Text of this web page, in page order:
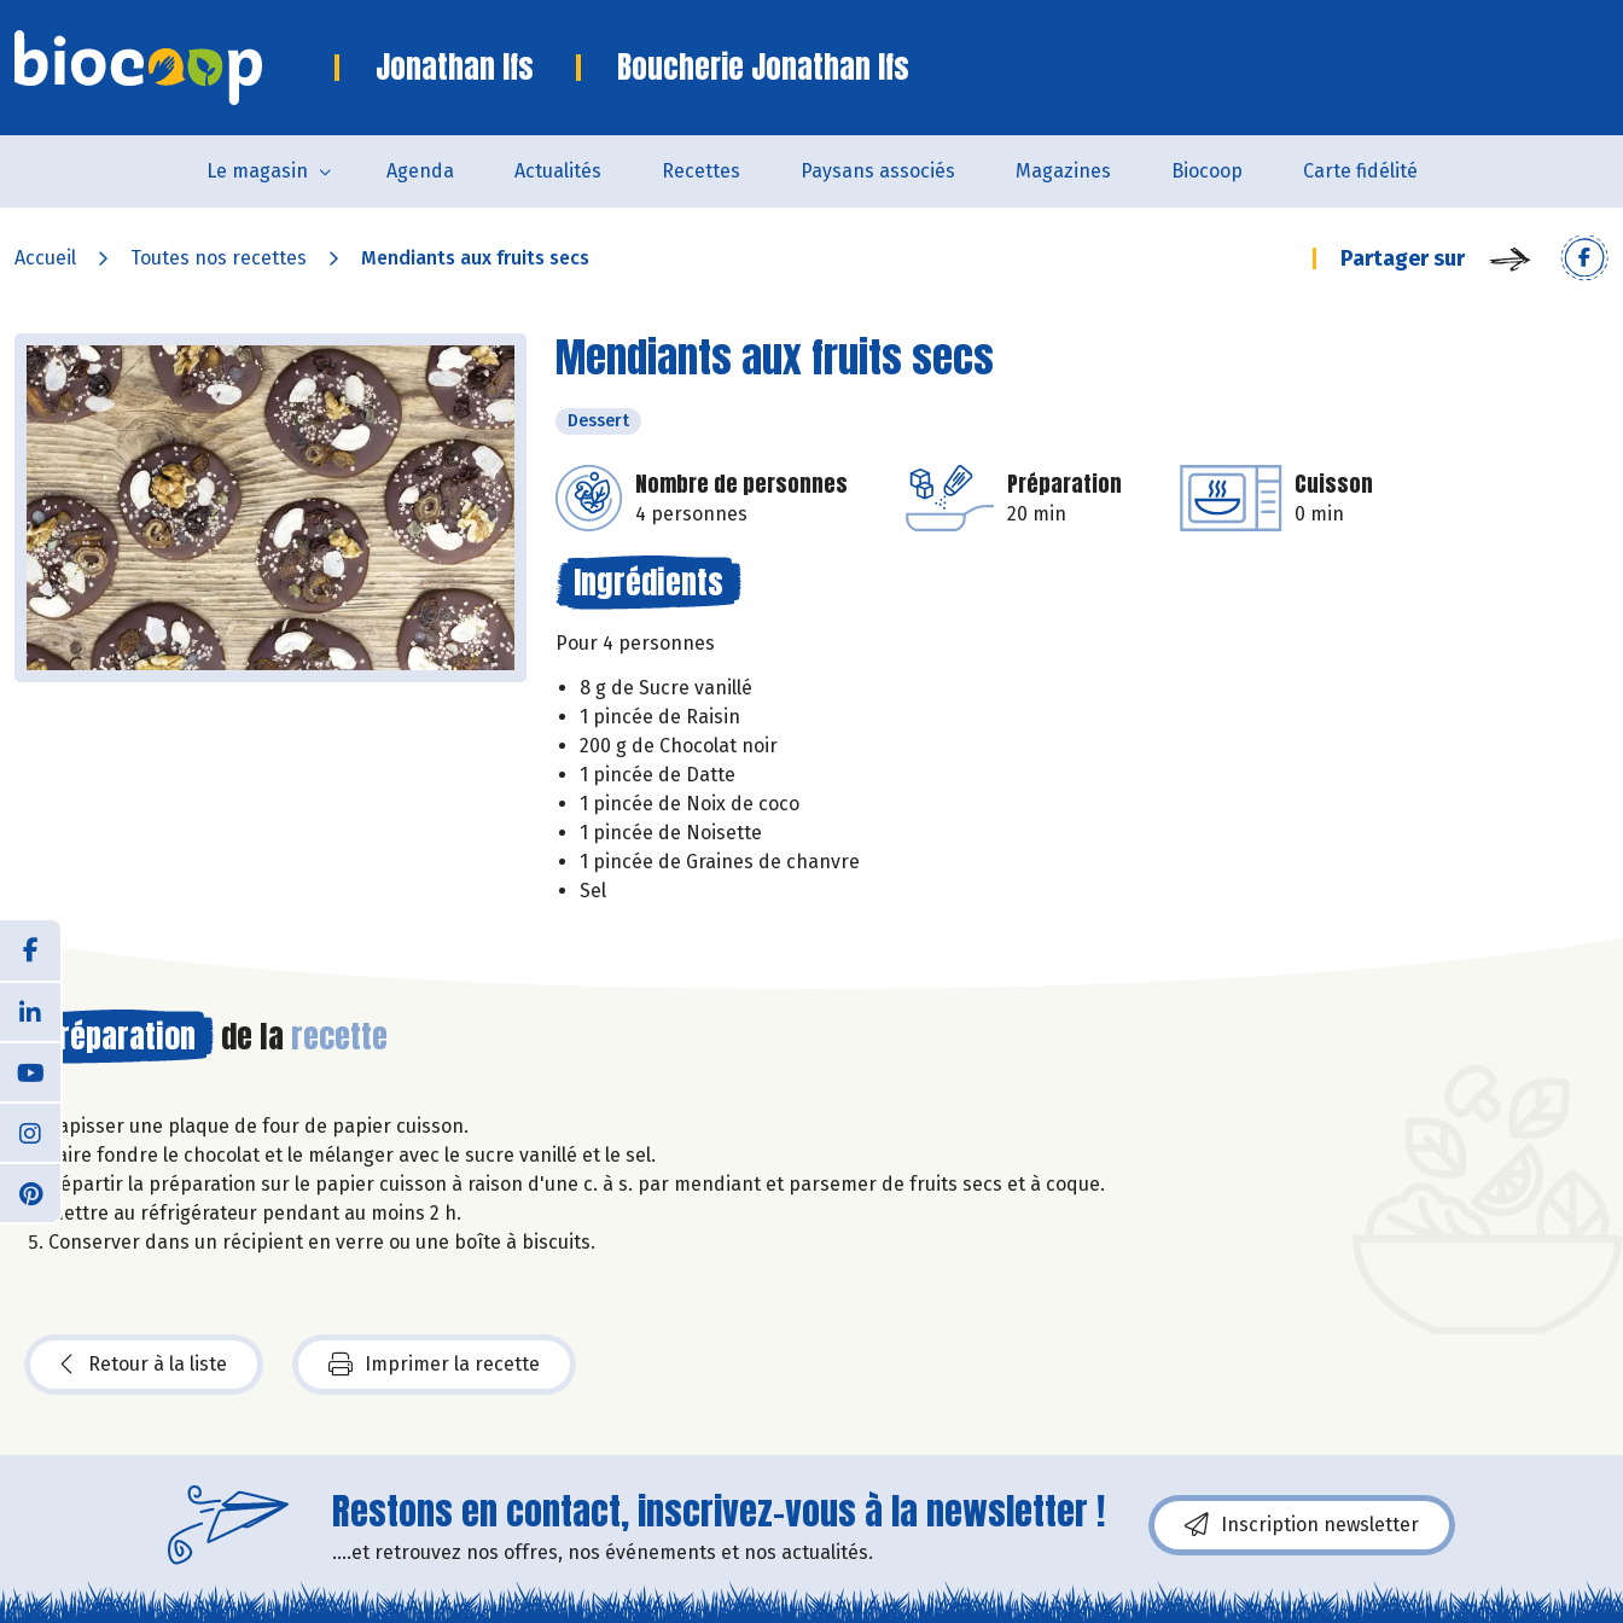
Jonathan Ifs Boucherie Jonathan Ifs
Le magasin Agenda Actualités Recettes Paysans associés Magazines Biocoop Carte fidélité
Accueil Toutes nos recettes Mendiants aux fruits secs Partager sur
Mendiants aux fruits secs
Dessert
Nombre de personnes
4 personnes
Préparation
20 min
Cuisson
0 min
Ingrédients
Pour 4 personnes
8 g de Sucre vanillé
1 pincée de Raisin
200 g de Chocolat noir
1 pincée de Datte
1 pincée de Noix de coco
1 pincée de Noisette
1 pincée de Graines de chanvre
Sel
Préparation de la recette
Tapisser une plaque de four de papier cuisson.
Faire fondre le chocolat et le mélanger avec le sucre vanillé et le sel.
Répartir la préparation sur le papier cuisson à raison d'une c. à s. par mendiant et parsemer de fruits secs et à coque.
Mettre au réfrigérateur pendant au moins 2 h.
Conserver dans un récipient en verre ou une boîte à biscuits.
Retour à la liste Imprimer la recette
Restons en contact, inscrivez-vous à la newsletter !
....et retrouvez nos offres, nos événements et nos actualités.
Inscription newsletter